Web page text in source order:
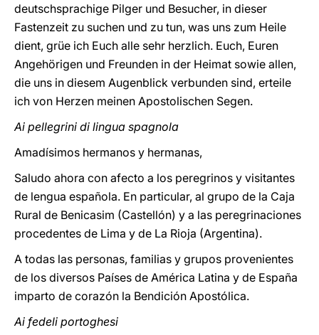
deutschsprachige Pilger und Besucher, in dieser
Fastenzeit zu suchen und zu tun, was uns zum Heile
dient, grüe ich Euch alle sehr herzlich. Euch, Euren
Angehörigen und Freunden in der Heimat sowie allen,
die uns in diesem Augenblick verbunden sind, erteile
ich von Herzen meinen Apostolischen Segen.
Ai pellegrini di lingua spagnola
Amadísimos hermanos y hermanas,
Saludo ahora con afecto a los peregrinos y visitantes
de lengua española. En particular, al grupo de la Caja
Rural de Benicasim (Castellón) y a las peregrinaciones
procedentes de Lima y de La Rioja (Argentina).
A todas las personas, familias y grupos provenientes
de los diversos Países de América Latina y de España
imparto de corazón la Bendición Apostólica.
Ai fedeli portoghesi